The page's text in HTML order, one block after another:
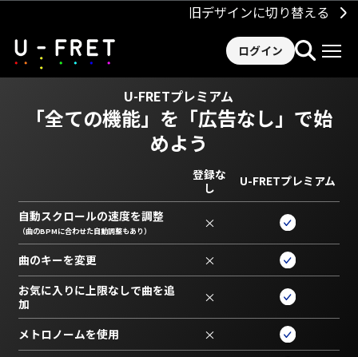
旧デザインに切り替える
ログイン
U-FRETプレミアム
「全ての機能」を 「広告なし」で始
めよう
登録な
し
U-FRETプレミアム
自動スクロールの速度を調整
（曲のBPMに合わせた自動調整もあり） ×
曲のキーを変更 ×
お気に入りに上限なしで曲を追
加
×
メトロノームを使用 ×